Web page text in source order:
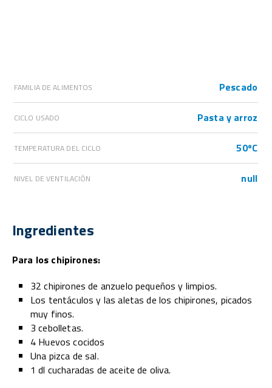
FAMILIA DE ALIMENTOS Pescado
CICLO USADO Pasta y arroz
TEMPERATURA DEL CICLO 50ºC
NIVEL DE VENTILACIÓN null
Ingredientes
Para los chipirones:
32 chipirones de anzuelo pequeños y limpios.
Los tentáculos y las aletas de los chipirones, picados
muy finos.
3 cebolletas.
4 Huevos cocidos
Una pizca de sal.
1 dl cucharadas de aceite de oliva.